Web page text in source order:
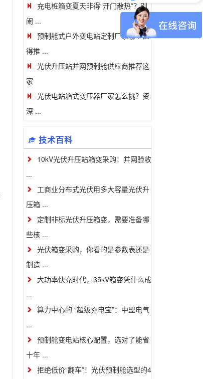
充电桩箱变夏天非得“开门散热”？别
闹 ...
预制舱式户外变电站定制厂家哪个值
得推 ...
光伏升压站并网预制舱供应商推荐这
家
光伏电站箱式变压器厂家怎么挑？资
深 ...
技术百科
10kV光伏升压站箱变采购：并网验收
...
工商业分布式光伏用多大容量光伏升
压箱 ...
定制非标光伏升压箱变，需要准备哪
些核 ...
光伏箱变采购，你看的是参数表还是
制造 ...
大功率快充时代，35kV箱变凭什么成
...
算力中心的 “超级充电宝”：中盟电气
...
预制舱变电站核心配置，选对了能省
十年 ...
拒绝低价“翻车”！光伏预制舱选型的4